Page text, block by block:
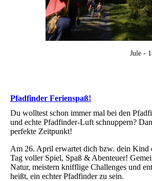
Jule -
Pfadfinder Ferienspaß!
Du wolltest schon immer mal bei den
und echte Pfadfinder-Luft schnuppern?
perfekte Zeitpunkt!
Am 26. April erwartet dich bzw. dein Kind
Tag voller Spiel, Spaß & Abenteuer!
Natur, meistern knifflige Challenges und
heißt, ein echter Pfadfinder zu sein.